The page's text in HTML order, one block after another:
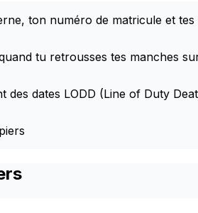
ton numéro de matricule et tes
tu retrousses tes manches
dates LODD (Line of Duty